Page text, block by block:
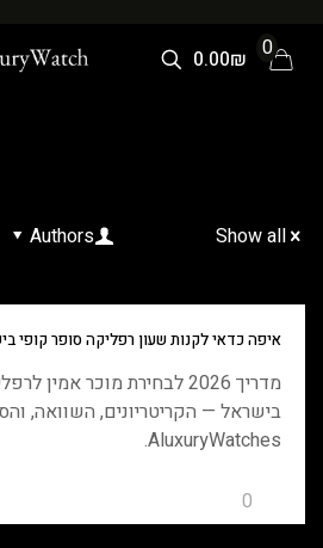
0
0.00₪
Authors Show all
איפה כדאי לקנות שעון רפליקה סופר קופי
מדריך 2026 לבחירת מוכר
בישראל — הקריטריונים, השוואה,
AluxuryWatches.
0